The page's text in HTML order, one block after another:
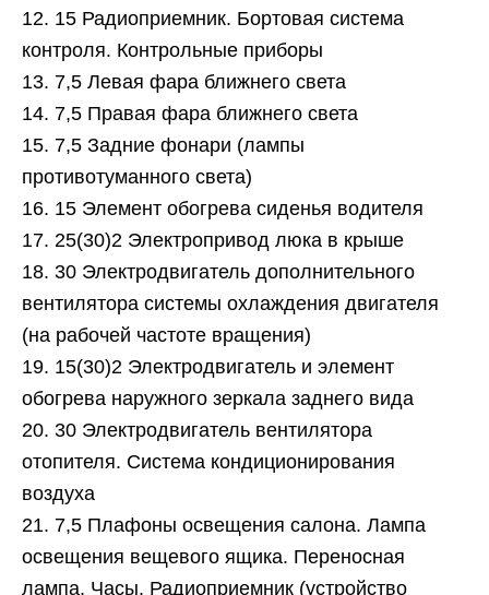
12. 15 Радиоприемник. Бортовая система
контроля. Контрольные приборы
13. 7,5 Левая фара ближнего света
14. 7,5 Правая фара ближнего света
15. 7,5 Задние фонари (лампы
противотуманного света)
16. 15 Элемент обогрева сиденья водителя
17. 25(30)2 Электропривод люка в крыше
18. 30 Электродвигатель дополнительного
вентилятора системы охлаждения двигателя
(на рабочей частоте вращения)
19. 15(30)2 Электродвигатель и элемент
обогрева наружного зеркала заднего вида
20. 30 Электродвигатель вентилятора
отопителя. Система кондиционирования
воздуха
21. 7,5 Плафоны освещения салона. Лампа
освещения вещевого ящика. Переносная
лампа. Часы. Радиоприемник (устройство